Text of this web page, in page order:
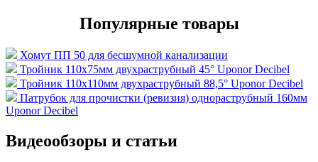
Популярные товары
Хомут ПП 50 для бесшумной канализации
Тройник 110х75мм двухраструбный 45° Uponor Decibel
Тройник 110х110мм двухраструбный 88,5° Uponor Decibel
Патрубок для прочистки (ревизия) однораструбный 160мм
Uponor Decibel
Видеообзоры и статьи